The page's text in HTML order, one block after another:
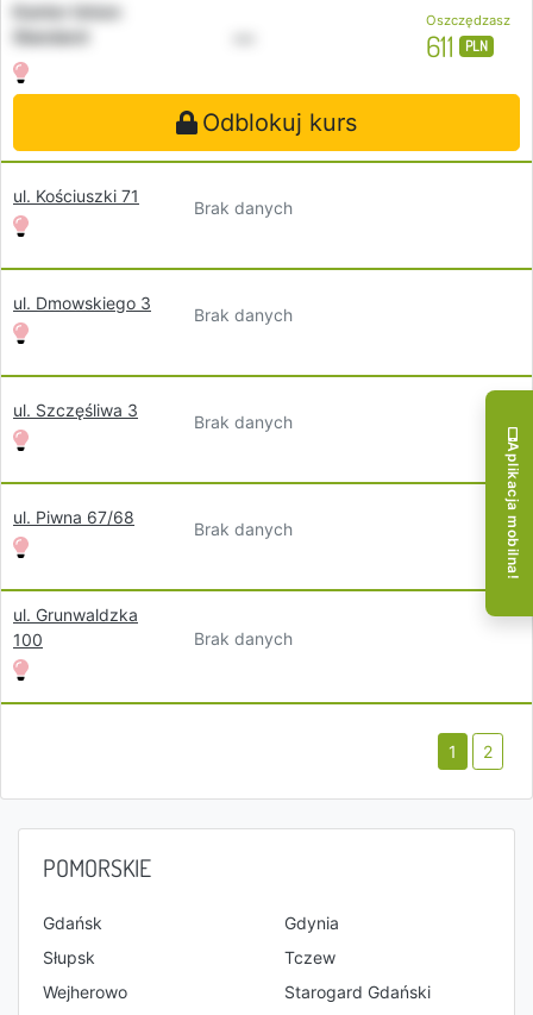
Kantor Union
Standard
•••
Oszczędzasz
611 PLN
Odblokuj kurs
ul. Kościuszki 71
Brak danych
ul. Dmowskiego 3
Brak danych
ul. Szczęśliwa 3
Brak danych
ul. Piwna 67/68
Brak danych
ul. Grunwaldzka
100
Brak danych
1 2
POMORSKIE
Gdańsk
Gdynia
Słupsk
Tczew
Wejherowo
Starogard Gdański
Aplikacja mobilna!